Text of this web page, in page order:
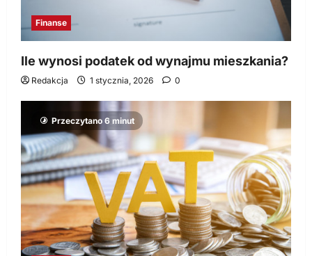
Finanse
Ile wynosi podatek od wynajmu mieszkania?
Redakcja 1 stycznia, 2026 0
Przeczytano 6 minut